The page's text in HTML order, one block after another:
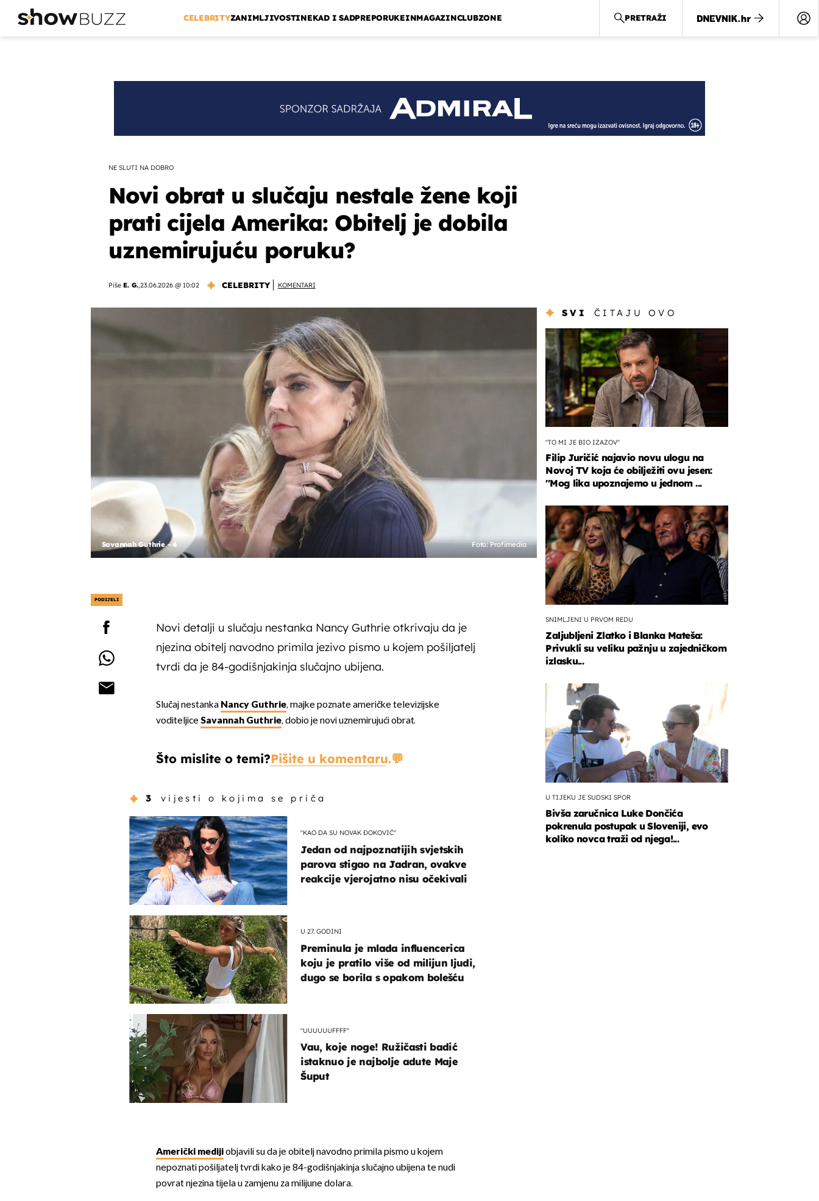
CELEBRITYZANIMLJIVOSTINEKAD I SADPREPORUKEINMAGAZINCLUBZONE PRETRAŽI
NE SLUTI NA DOBRO
Novi obrat u slučaju nestale žene koji
prati cijela Amerika: Obitelj je dobila
uznemirujuću poruku?
Piše E. G.,23.06.2026 @ 10:02 CELEBRITY KOMENTARI
Savannah Guthrie - 4 Foto: Profimedia
PODIJELI
Novi detalji u slučaju nestanka Nancy Guthrie otkrivaju da je
njezina obitelj navodno primila jezivo pismo u kojem pošiljatelj
tvrdi da je 84-godišnjakinja slučajno ubijena.
Slučaj nestanka Nancy Guthrie, majke poznate američke televizijske
voditeljice Savannah Guthrie, dobio je novi uznemirujući obrat.
Što mislite o temi?Pišite u komentaru.
3 vijesti o kojima se priča
"KAO DA SU NOVAK ĐOKOVIĆ"
Jedan od najpoznatijih svjetskih
parova stigao na Jadran, ovakve
reakcije vjerojatno nisu očekivali
U 27. GODINI
Preminula je mlada influencerica
koju je pratilo više od milijun ljudi,
dugo se borila s opakom bolešću
"UUUUUUFFFF"
Vau, koje noge! Ružičasti badić
istaknuo je najbolje adute Maje
Šuput
Američki medijiobjavili su da je obitelj navodno primila pismo u kojem
nepoznati pošiljatelj tvrdi kako je 84-godišnjakinja slučajno ubijena te nudi
povrat njezina tijela u zamjenu za milijune dolara.
SVI ČITAJU OVO
''TO MI JE BIO IZAZOV''
Filip Juričić najavio novu ulogu na
Novoj TV koja će obilježiti ovu jesen:
''Mog lika upoznajemo u jednom ...
SNIMLJENI U PRVOM REDU
Zaljubljeni Zlatko i Blanka Mateša:
Privukli su veliku pažnju u zajedničkom
izlasku...
U TIJEKU JE SUDSKI SPOR
Bivša zaručnica Luke Dončića
pokrenula postupak u Sloveniji, evo
koliko novca traži od njega!...